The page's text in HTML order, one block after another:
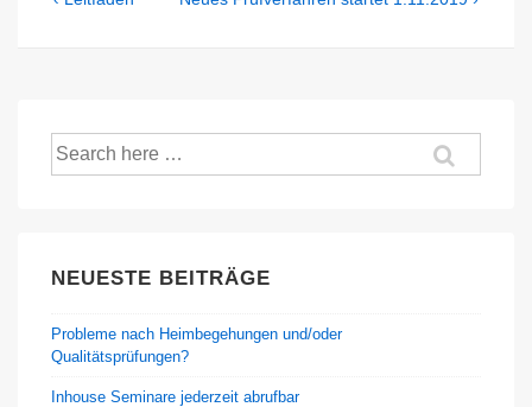
Suche
nach:
NEUESTE BEITRÄGE
Probleme nach Heimbegehungen und/oder
Qualitätsprüfungen?
Inhouse Seminare jederzeit abrufbar